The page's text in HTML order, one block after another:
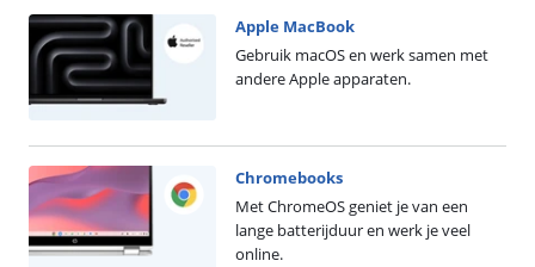
Apple MacBook
Gebruik macOS en werk samen met
andere Apple apparaten.
Chromebooks
Met ChromeOS geniet je van een
lange batterijduur en werk je veel
online.